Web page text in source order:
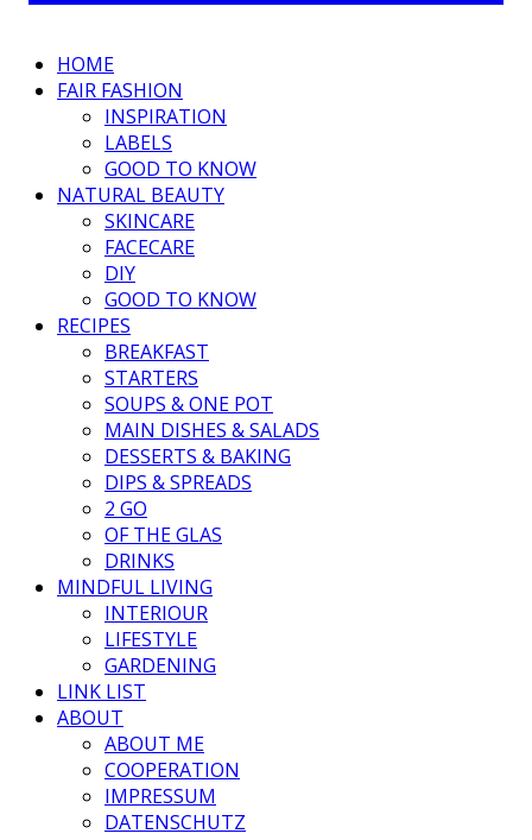
HOME
FAIR FASHION
INSPIRATION
LABELS
GOOD TO KNOW
NATURAL BEAUTY
SKINCARE
FACECARE
DIY
GOOD TO KNOW
RECIPES
BREAKFAST
STARTERS
SOUPS & ONE POT
MAIN DISHES & SALADS
DESSERTS & BAKING
DIPS & SPREADS
2 GO
OF THE GLAS
DRINKS
MINDFUL LIVING
INTERIOUR
LIFESTYLE
GARDENING
LINK LIST
ABOUT
ABOUT ME
COOPERATION
IMPRESSUM
DATENSCHUTZ